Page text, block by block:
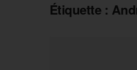
Étiquette :